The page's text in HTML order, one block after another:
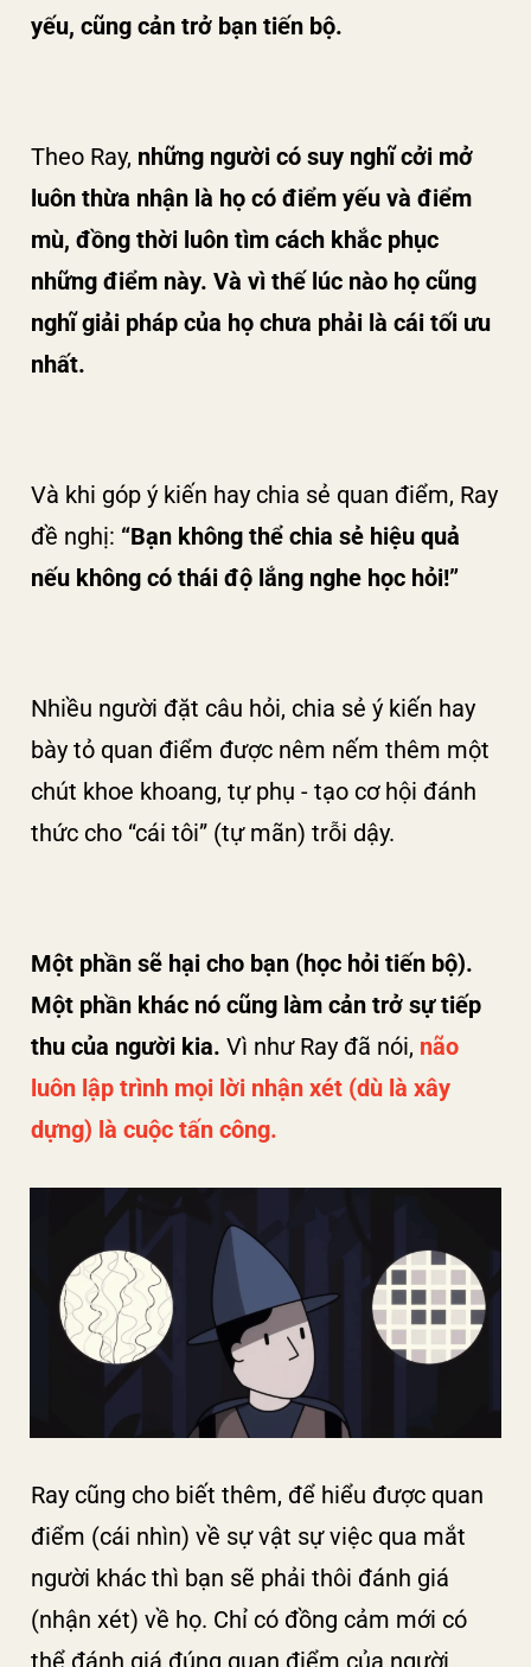
yếu, cũng cản trở bạn tiến bộ.
Theo Ray, những người có suy nghĩ cởi mở
luôn thừa nhận là họ có điểm yếu và điểm
mù, đồng thời luôn tìm cách khắc phục
những điểm này. Và vì thế lúc nào họ cũng
nghĩ giải pháp của họ chưa phải là cái tối ưu
nhất.
Và khi góp ý kiến hay chia sẻ quan điểm, Ray
đề nghị: “Bạn không thể chia sẻ hiệu quả
nếu không có thái độ lắng nghe học hỏi!”
Nhiều người đặt câu hỏi, chia sẻ ý kiến hay
bày tỏ quan điểm được nêm nếm thêm một
chút khoe khoang, tự phụ - tạo cơ hội đánh
thức cho “cái tôi” (tự mãn) trỗi dậy.
Một phần sẽ hại cho bạn (học hỏi tiến bộ).
Một phần khác nó cũng làm cản trở sự tiếp
thu của người kia. Vì như Ray đã nói, não
luôn lập trình mọi lời nhận xét (dù là xây
dựng) là cuộc tấn công.
Ray cũng cho biết thêm, để hiểu được quan
điểm (cái nhìn) về sự vật sự việc qua mắt
người khác thì bạn sẽ phải thôi đánh giá
(nhận xét) về họ. Chỉ có đồng cảm mới có
thể đánh giá đúng quan điểm của người